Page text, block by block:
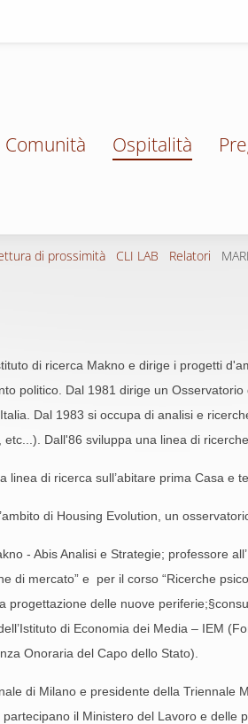
Comunità Ospitalità
di prossimità CLI LAB Relatori
di ricerca Makno e dirige i progetti
politico. Dal 1981 dirige un
Dal 1983 si occupa di analisi e
etc...). Dall'86 sviluppa una linea di
linea di ricerca sull’abitare prima Casa e
di Housing Evolution, un
- Abis Analisi e Strategie; professore
di mercato” e per il corso “Ricerche
progettazione delle nuove
di Economia dei Media – IEM
Onoraria del Capo dello Stato).
di Milano e presidente della
il Ministero del Lavoro e delle